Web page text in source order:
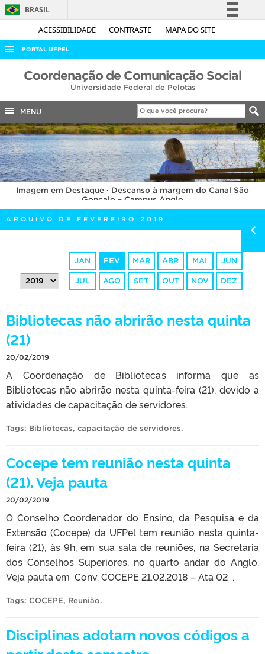
ACESSIBILIDADE CONTRASTE MAPA DO SITE
BRASIL
Simplifique!
Acesso à informação
Legislação
Canais
PORTAL UFPEL
ACESSO À INFORMAÇÃO
COBALTO
CONCURSOS
EDITAIS
INTERNACIONAL
OUVIDORIA
PORTARIAS
TELEFONES
Coordenação de Comunicação Social
Universidade Federal de Pelotas
MENU
Imagem em Destaque · Descanso à margem do Canal São
Gonçalo – Campus Anglo
ARQUIVO DE FEVEREIRO 2019
JAN FEV MAR ABR MAI JUN
JUL AGO SET OUT NOV DEZ
Bibliotecas não abrirão nesta quinta
(21)
20/02/2019
A Coordenação de Bibliotecas informa que as
Bibliotecas não abrirão nesta quinta-feira (21), devido a
atividades de capacitação de servidores.
Tags: Bibliotecas, capacitação de servidores.
Cocepe tem reunião nesta quinta
(21). Veja pauta
20/02/2019
O Conselho Coordenador do Ensino, da Pesquisa e da
Extensão (Cocepe) da UFPel tem reunião nesta quinta-
feira (21), às 9h, em sua sala de reuniões, na Secretaria
dos Conselhos Superiores, no quarto andar do Anglo.
Veja pauta em Conv. COCEPE 21.02.2018 – Ata 02 .
Tags: COCEPE, Reunião.
Disciplinas adotam novos códigos a